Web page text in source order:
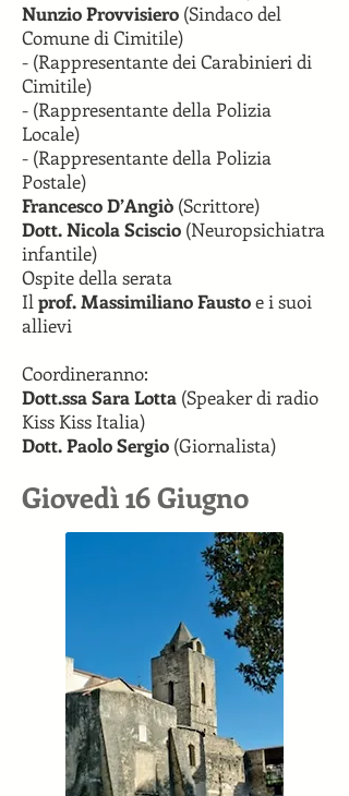
Nunzio Provvisiero (Sindaco del
Comune di Cimitile)
- (Rappresentante dei Carabinieri di
Cimitile)
- (Rappresentante della Polizia
Locale)
- (Rappresentante della Polizia
Postale)
Francesco D’Angiò (Scrittore)
Dott. Nicola Sciscio (Neuropsichiatra
infantile)
Ospite della serata
Il prof. Massimiliano Faustoe i suoi
allievi
Coordineranno:
Dott.ssa Sara Lotta (Speaker di radio
Kiss Kiss Italia)
Dott. Paolo Sergio (Giornalista)
Giovedì 16 Giugno